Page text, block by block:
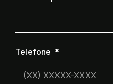
Telefone